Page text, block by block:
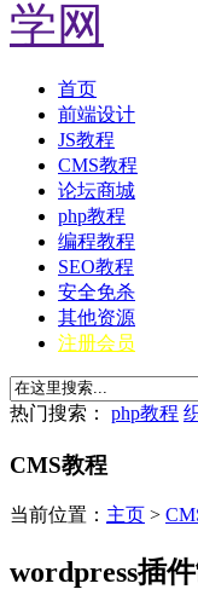
首页
前端设计
JS教程
CMS教程
论坛商城
php教程
编程教程
SEO教程
安全免杀
其他资源
注册会员
热门搜索： php教程
CMS教程
当前位置： 主页 >
wordpress插